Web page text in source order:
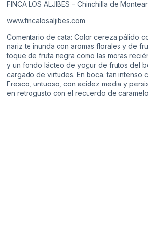
FINCA LOS ALJIBES – Chinchilla de
www.fincalosaljibes.com
Comentario de cata: Color cereza pálido
nariz te inunda con aromas florales y de
toque de fruta negra como las moras
y un fondo lácteo de yogur de frutos del
cargado de virtudes. En boca. tan intenso
Fresco, untuoso, con acidez media y
en retrogusto con el recuerdo de